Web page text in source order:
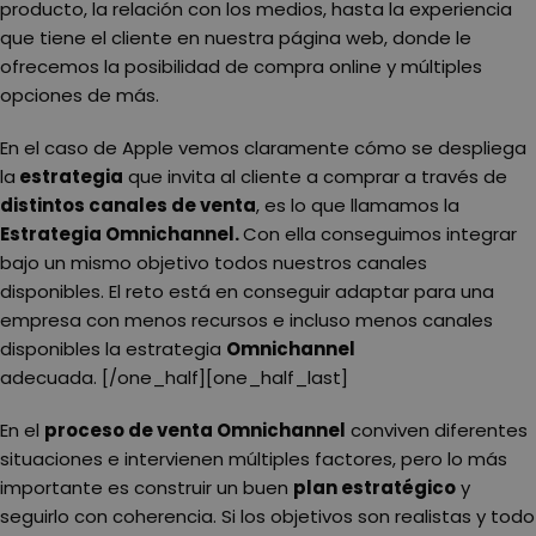
producto, la relación con los medios, hasta la experiencia
que tiene el cliente en nuestra página web, donde le
ofrecemos la posibilidad de compra online y múltiples
opciones de más.
En el caso de Apple vemos claramente cómo se despliega
la estrategia que invita al cliente a comprar a través de
distintos canales de venta, es lo que llamamos la
Estrategia Omnichannel.Con ella conseguimos integrar
bajo un mismo objetivo todos nuestros canales
disponibles. El reto está en conseguir adaptar para una
empresa con menos recursos e incluso menos canales
disponibles la estrategia Omnichannel
adecuada. [/one_half][one_half_last]
En el proceso de venta Omnichannel conviven diferentes
situaciones e intervienen múltiples factores, pero lo más
importante es construir un buen plan estratégicoy
seguirlo con coherencia. Si los objetivos son realistas y todo